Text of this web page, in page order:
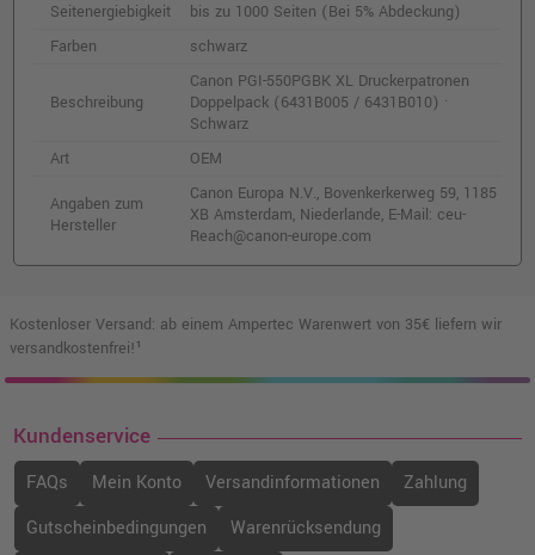
Canon CLI-551XLC Druckerpatrone
(6444B001) · Cyan
16,99 €
inkl. MwSt.zzgl. Versand
shopping_cart
(6496B001) · Schwarz
o. MwSt. 13,44 €
15,99 €
inkl. MwSt.zzgl. Versand
Canon CLI-551XLBK Druckerpatrone
o. MwSt.15,12 €
Canon CLI-551BK Druckerpatrone
(6508B001) · Schwarz
8,39 €
Seitenergiebigkeit
bis zu 1000 Seiten (Bei 5% Abdeckung)
Farben
schwarz
Beschreibung
Canon PGI-550PGBK XL Druckerpatronen
Doppelpack (6431B005 / 6431B010) ·
Schwarz
Art
OEM
Angaben zum
Hersteller
Canon Europa N.V., Bovenkerkerweg 59, 1185
XB Amsterdam, Niederlande, E-Mail: ceu-
Reach@canon-europe.com
Kostenloser Versand: ab einem Ampertec Warenwert von 35€ liefern wir
versandkostenfrei!¹
Kundenservice
FAQs Mein Konto Versandinformationen
Zahlung
Gutscheinbedingungen
Warenrücksendung